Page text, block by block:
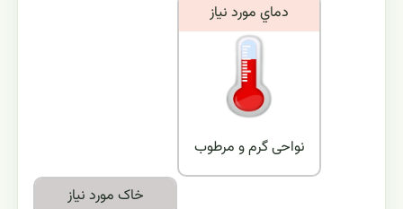
دماي مورد نياز
نواحی گرم و مرطوب
خاک مورد نياز